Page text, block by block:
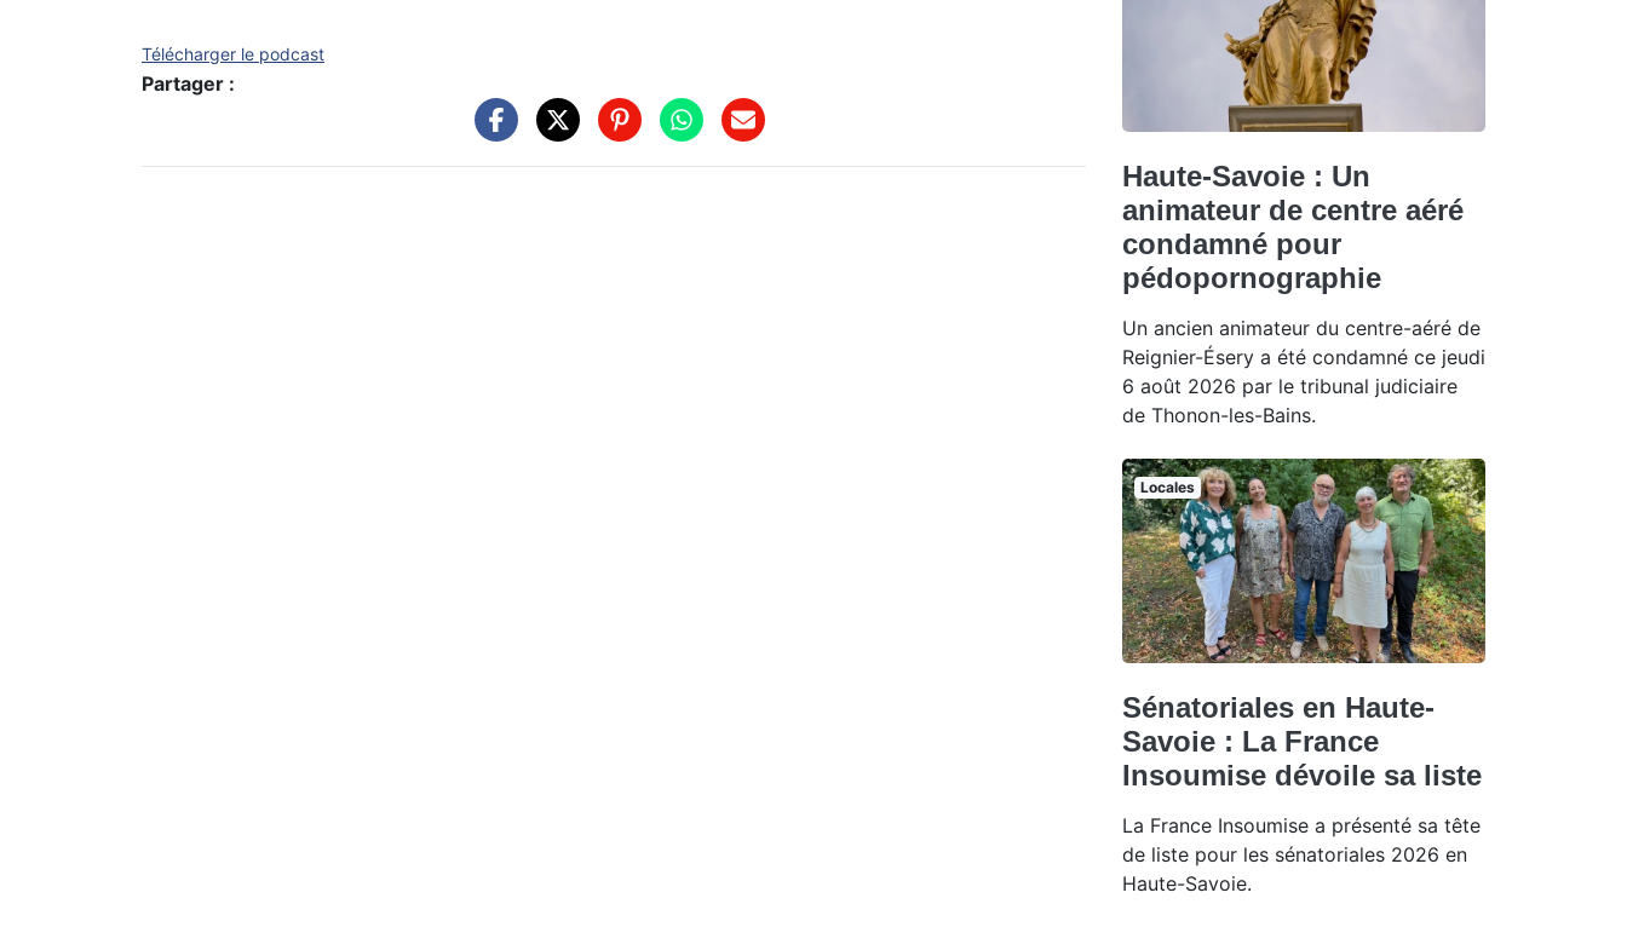
Télécharger le podcast
Partager :
Haute-Savoie : Un
animateur de centre aéré
condamné pour
pédopornographie
Un ancien animateur du centre-aéré de
Reignier-Ésery a été condamné ce jeudi
6 août 2026 par le tribunal judiciaire
de Thonon-les-Bains.
Locales
Sénatoriales en Haute-
Savoie : La France
Insoumise dévoile sa liste
La France Insoumise a présenté sa tête
de liste pour les sénatoriales 2026 en
Haute-Savoie.